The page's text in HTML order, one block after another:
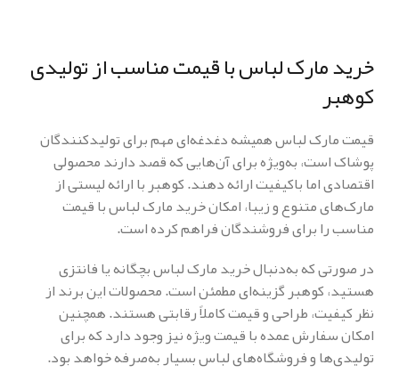
خرید مارک لباس با قیمت مناسب از تولیدی
کوهبر
قیمت مارک لباس همیشه دغدغه‌ای مهم برای تولیدکنندگان
پوشاک است، به‌ویژه برای آن‌هایی که قصد دارند محصولی
اقتصادی اما باکیفیت ارائه دهند. کوهبر با ارائه لیستی از
مارک‌های متنوع و زیبا، امکان خرید مارک لباس با قیمت
مناسب را برای فروشندگان فراهم کرده است.
در صورتی که به‌دنبال خرید مارک لباس بچگانه یا فانتزی
هستید، کوهبر گزینه‌ای مطمئن است. محصولات این برند از
نظر کیفیت، طراحی و قیمت کاملاً رقابتی هستند. همچنین
امکان سفارش عمده با قیمت ویژه نیز وجود دارد که برای
تولیدی‌ها و فروشگاه‌های لباس بسیار به‌صرفه خواهد بود.